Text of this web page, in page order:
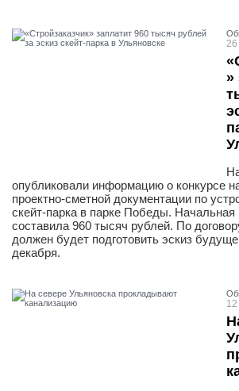
26
»
опубликовали информацию о конкурсе
проектно-сметной документации по
скейт-парка в парке Победы. Начальная
составила 960 тысяч рублей. По
должен будет подготовить эскиз
декабря.